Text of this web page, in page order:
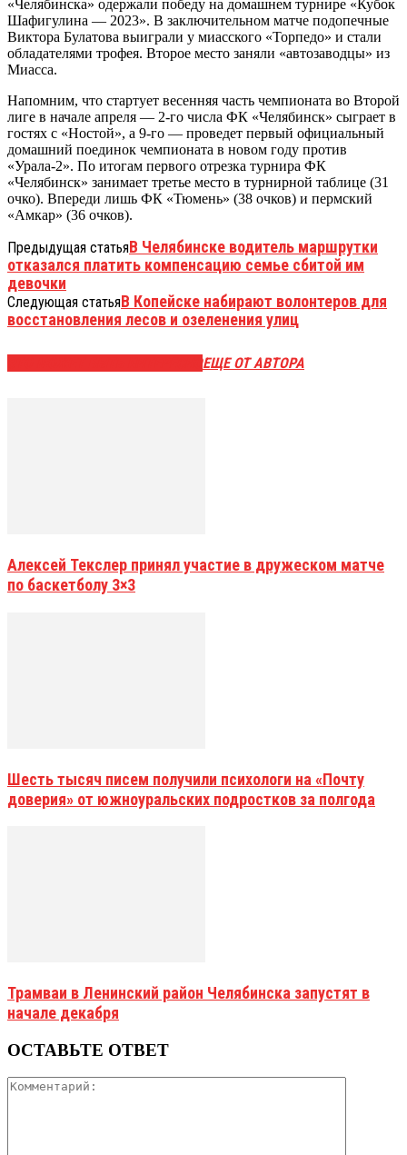
«Челябинска» одержали победу на домашнем турнире «Кубок
Шафигулина — 2023». В заключительном матче подопечные
Виктора Булатова выиграли у миасского «Торпедо» и стали
обладателями трофея. Второе место заняли «автозаводцы» из
Миасса.
Напомним, что стартует весенняя часть чемпионата во Второй
лиге в начале апреля — 2-го числа ФК «Челябинск» сыграет в
гостях с «Ностой», а 9-го — проведет первый официальный
домашний поединок чемпионата в новом году против
«Урала-2». По итогам первого отрезка турнира ФК
«Челябинск» занимает третье место в турнирной таблице (31
очко). Впереди лишь ФК «Тюмень» (38 очков) и пермский
«Амкар» (36 очков).
Предыдущая статьяВ Челябинске водитель маршрутки
отказался платить компенсацию семье сбитой им
девочки
Следующая статьяВ Копейске набирают волонтеров для
восстановления лесов и озеленения улиц
ЕЩЕ ОТ АВТОРА
Алексей Текслер принял участие в дружеском матче
по баскетболу 3×3
Шесть тысяч писем получили психологи на «Почту
доверия» от южноуральских подростков за полгода
Трамваи в Ленинский район Челябинска запустят в
начале декабря
ОСТАВЬТЕ ОТВЕТ